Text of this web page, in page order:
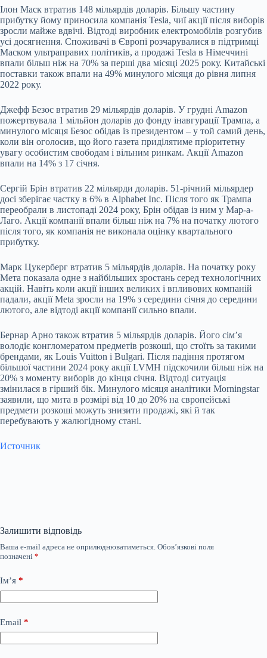
Ілон Маск втратив 148 мільярдів доларів. Більшу частину
прибутку йому приносила компанія Tesla, чиї акції після виборів
зросли майже вдвічі. Відтоді виробник електромобілів розгубив
усі досягнення. Споживачі в Європі розчарувалися в підтримці
Маском ультраправих політиків, а продажі Tesla в Німеччині
впали більш ніж на 70% за перші два місяці 2025 року. Китайські
поставки також впали на 49% минулого місяця до рівня липня
2022 року.
Джефф Безос втратив 29 мільярдів доларів. У грудні Amazon
пожертвувала 1 мільйон доларів до фонду інавгурації Трампа, а
минулого місяця Безос обідав із президентом – у той самий день,
коли він оголосив, що його газета приділятиме пріоритетну
увагу особистим свободам і вільним ринкам. Акції Amazon
впали на 14% з 17 січня.
Сергій Брін втратив 22 мільярди доларів. 51-річний мільярдер
досі зберігає частку в 6% в Alphabet Inc. Після того як Трампа
переобрали в листопаді 2024 року, Брін обідав із ним у Мар-а-
Лаго. Акції компанії впали більш ніж на 7% на початку лютого
після того, як компанія не виконала оцінку квартального
прибутку.
Марк Цукерберг втратив 5 мільярдів доларів. На початку року
Мета показала одне з найбільших зростань серед технологічних
акцій. Навіть коли акції інших великих і впливових компаній
падали, акції Meta зросли на 19% з середини січня до середини
лютого, але відтоді акції компанії сильно впали.
Бернар Арно також втратив 5 мільярдів доларів. Його сім’я
володіє конгломератом предметів розкоші, що стоїть за такими
брендами, як Louis Vuitton і Bulgari. Після падіння протягом
більшої частини 2024 року акції LVMH підскочили більш ніж на
20% з моменту виборів до кінця січня. Відтоді ситуація
змінилася в гірший бік. Минулого місяця аналітики Morningstar
заявили, що мита в розмірі від 10 до 20% на європейські
предмети розкоші можуть знизити продажі, які й так
перебувають у жалюгідному стані.
Источник
Залишити відповідь
Ваша e-mail адреса не оприлюднюватиметься. Обов’язкові поля
позначені *
Ім’я *
Email *